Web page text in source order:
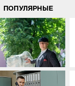
ПОПУЛЯРНЫЕ